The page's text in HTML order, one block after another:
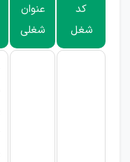
کد
شغل
عنوان
شغلی